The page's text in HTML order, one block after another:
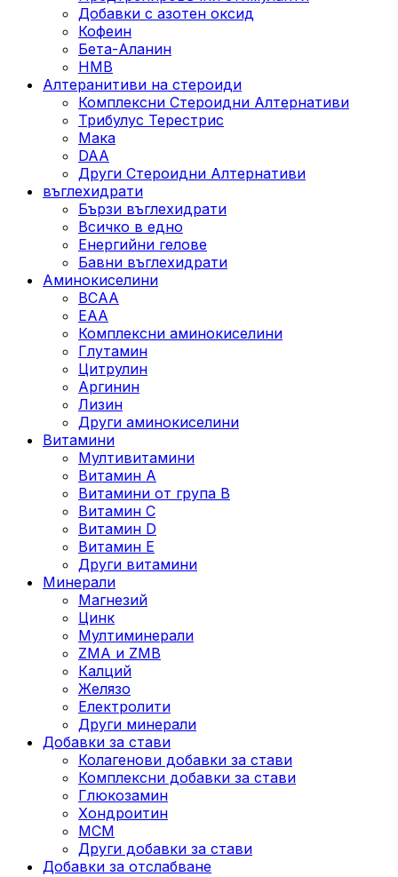
Добавки с азотен оксид
Кофеин
Бета-Аланин
HMB
Алтеранитиви на стероиди
Комплексни Стероидни Алтернативи
Трибулус Терестрис
Maка
DAA
Други Стероидни Алтернативи
въглехидрати
Бързи въглехидрати
Всичко в едно
Енергийни гелове
Бавни въглехидрати
Аминокиселини
BCAA
EAA
Комплексни аминокиселини
Глутамин
Цитрулин
Аргинин
Лизин
Други аминокиселини
Витамини
Мултивитамини
Витамин А
Витамини от група B
Витамин C
Витамин D
Витамин E
Други витамини
Минерали
Магнезий
Цинк
Мултиминерали
ZMA и ZMB
Калций
Желязо
Електролити
Други минерали
Добавки за стави
Колагенови добавки за стави
Комплексни добавки за стави
Глюкозамин
Хондроитин
МСМ
Други добавки за стави
Добавки за отслабване